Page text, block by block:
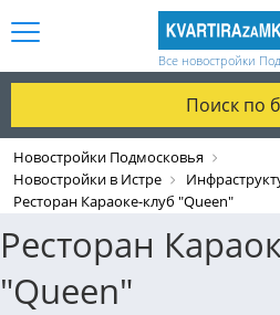
Все новостройки
Поиск по
Новостройки Подмосковья
Новостройки в Истре
Ресторан Караоке-клуб "Queen"
Ресторан
"Queen"